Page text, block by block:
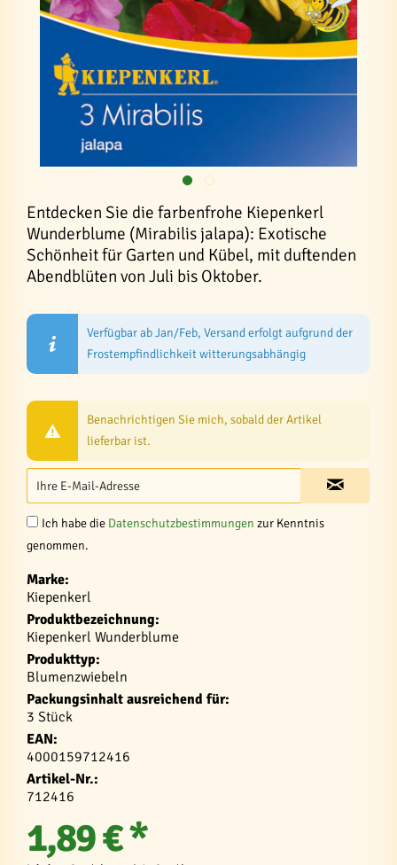
Entdecken Sie die farbenfrohe Kiepenkerl
Wunderblume (Mirabilis jalapa): Exotische
Schönheit für Garten und Kübel, mit duftenden
Abendblüten von Juli bis Oktober.
Verfügbar ab Jan/Feb, Versand erfolgt aufgrund der
Frostempfindlichkeit witterungsabhängig
Benachrichtigen Sie mich, sobald der Artikel
lieferbar ist.
Ich habe die Datenschutzbestimmungen zur Kenntnis
genommen.
Marke:
Kiepenkerl
Produktbezeichnung:
Kiepenkerl Wunderblume
Produkttyp:
Blumenzwiebeln
Packungsinhalt ausreichend für:
3 Stück
EAN:
4000159712416
Artikel-Nr.:
712416
1,89 € *